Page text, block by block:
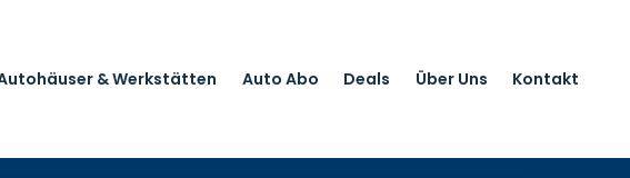
& Werkstätten Auto Abo Deals Über Uns Kontakt